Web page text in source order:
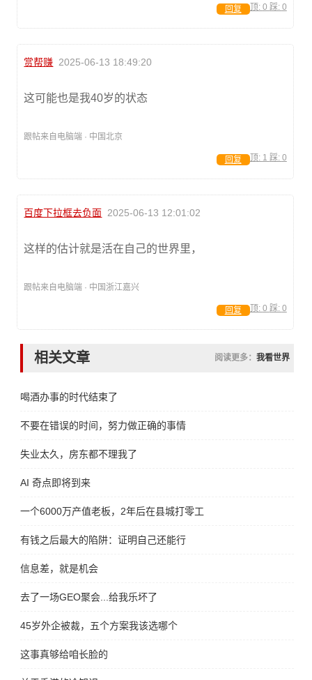
顶: 0 踩: 0
回复
赏帮赚 2025-06-13 18:49:20
这可能也是我40岁的状态
跟帖来自电脑端 · 中国北京
顶: 1 踩: 0
回复
百度下拉框去负面 2025-06-13 12:01:02
这样的估计就是活在自己的世界里，
跟帖来自电脑端 · 中国浙江嘉兴
顶: 0 踩: 0
回复
相关文章 阅读更多： 我看世界
喝酒办事的时代结束了
不要在错误的时间，努力做正确的事情
失业太久，房东都不理我了
AI 奇点即将到来
一个6000万产值老板，2年后在县城打零工
有钱之后最大的陷阱：证明自己还能行
信息差，就是机会
去了一场GEO聚会...给我乐坏了
45岁外企被裁，五个方案我该选哪个
这事真够给咱长脸的